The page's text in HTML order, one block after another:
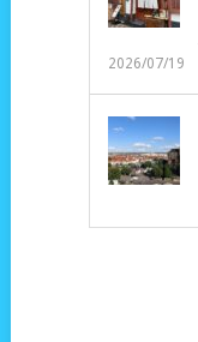
2026/07/19